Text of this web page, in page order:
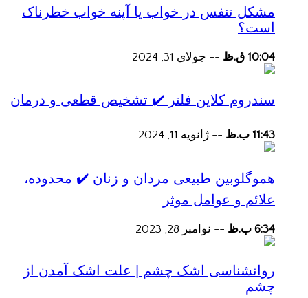
مشکل تنفس در خواب یا آپنه خواب خطرناک
است؟
10:04 ق.ظ -- جولای 31, 2024
سندروم کلاین فلتر ✔️ تشخیص قطعی و درمان
11:43 ب.ظ -- ژانویه 11, 2024
هموگلوبین طبیعی مردان و زنان ✔️ محدوده،
علائم و عوامل موثر
6:34 ب.ظ -- نوامبر 28, 2023
روانشناسی اشک چشم | علت اشک آمدن از
چشم